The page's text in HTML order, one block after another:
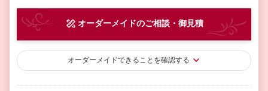
オーダーメイドのご相談・御見積
オーダーメイドできることを確認する